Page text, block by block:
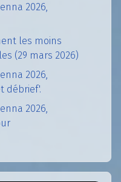
2026,
les moins
(29 mars 2026)
2026,
débrief'.
2026,